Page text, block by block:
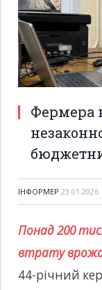
Фермера
ІНФОРМЕР 23.01.2026
Понад 200
втрату
44-річний